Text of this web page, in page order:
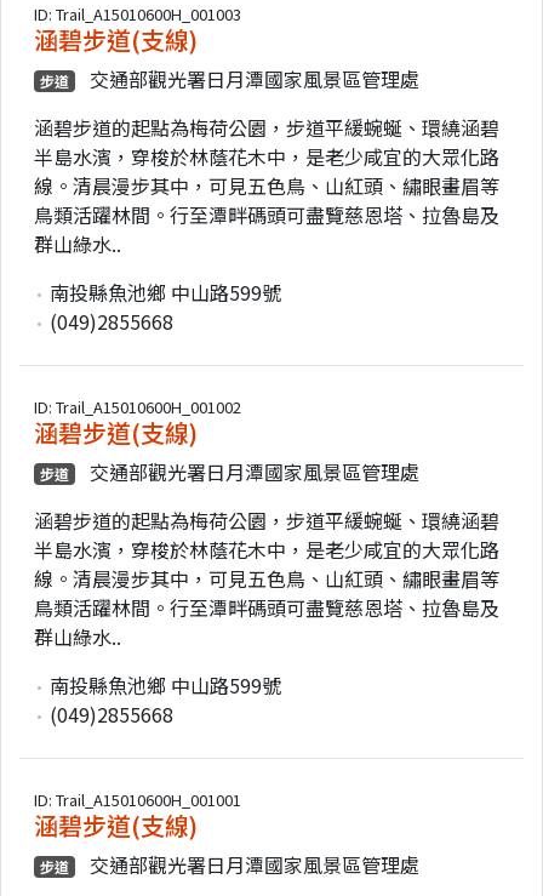
ID: Trail_A15010600H_001003
涵碧步道(支線)
步道
交通部觀光署日月潭國家風景區管理處
涵碧步道的起點為梅荷公園，步道平緩蜿蜒、環繞涵碧
半島水濱，穿梭於林蔭花木中，是老少咸宜的大眾化路
線。清晨漫步其中，可見五色鳥、山紅頭、繡眼畫眉等
鳥類活躍林間。行至潭畔碼頭可盡覽慈恩塔、拉魯島及
群山綠水..
南投縣魚池鄉 中山路599號
(049)2855668
ID: Trail_A15010600H_001002
涵碧步道(支線)
步道
交通部觀光署日月潭國家風景區管理處
涵碧步道的起點為梅荷公園，步道平緩蜿蜒、環繞涵碧
半島水濱，穿梭於林蔭花木中，是老少咸宜的大眾化路
線。清晨漫步其中，可見五色鳥、山紅頭、繡眼畫眉等
鳥類活躍林間。行至潭畔碼頭可盡覽慈恩塔、拉魯島及
群山綠水..
南投縣魚池鄉 中山路599號
(049)2855668
ID: Trail_A15010600H_001001
涵碧步道(支線)
步道
交通部觀光署日月潭國家風景區管理處